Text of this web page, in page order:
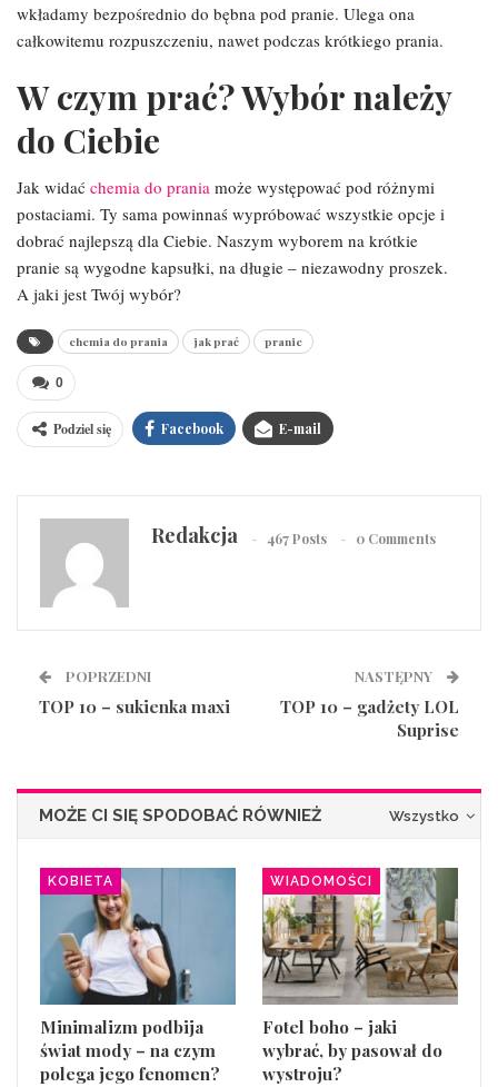
wkładamy bezpośrednio do bębna pod pranie. Ulega ona
całkowitemu rozpuszczeniu, nawet podczas krótkiego prania.
W czym prać? Wybór należy
do Ciebie
Jak widać chemia do prania może występować pod różnymi
postaciami. Ty sama powinnaś wypróbować wszystkie opcje i
dobrać najlepszą dla Ciebie. Naszym wyborem na krótkie
pranie są wygodne kapsułki, na długie – niezawodny proszek.
A jaki jest Twój wybór?
chemia do prania jak prać pranie
0
Podziel się Facebook E-mail
Redakcja 467 Posts 0 Comments
POPRZEDNI
TOP 10 – sukienka maxi
NASTĘPNY
TOP 10 – gadżety LOL
Suprise
Wszystko
MOŻE CI SIĘ SPODOBAĆ RÓWNIEŻ
KOBIETA
Minimalizm podbija
świat mody – na czym
polega jego fenomen?
WIADOMOŚCI
Fotel boho – jaki
wybrać, by pasował do
wystroju?